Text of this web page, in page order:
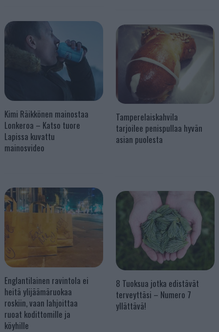
Kimi Räikkönen mainostaa
Lonkeroa – Katso tuore
Lapissa kuvattu
mainosvideo
Tamperelaiskahvila
tarjoilee penispullaa hyvän
asian puolesta
Englantilainen ravintola ei
heitä ylijäämäruokaa
roskiin, vaan lahjoittaa
ruoat kodittomille ja
köyhille
8 Tuoksua jotka edistävät
terveyttäsi – Numero 7
yllättävä!